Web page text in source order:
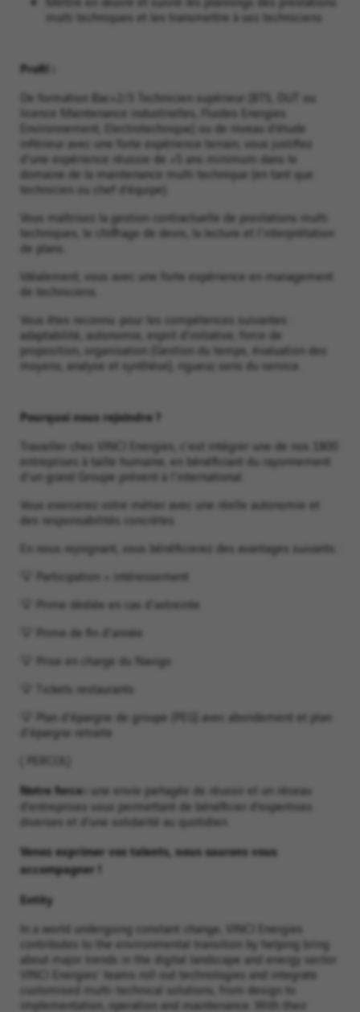
multi techniques et les transmettre à ses techniciens
Profil :
De formation Bac+2/3 Technicien supérieur (BTS, DUT ou
licence Maintenance industrielles, Fluides Energies
Environnement, Electrotechnique) ou de niveau d’étude
inférieur avec une forte expérience terrain, vous justifiez
d'une expérience réussie de +5 ans minimum dans le
domaine de la maintenance multi technique (en tant que
technicien ou chef d’équipe).
Vous maîtrisez la gestion contractuelle de prestations multi
techniques, le chiffrage de devis, la lecture et l'interprétation
de plans.
Idéalement, vous avec une forte expérience en management
de techniciens.
Vous êtes reconnu pour les compétences suivantes :
adaptabilité, autonomie, esprit d’initiative, force de
proposition, organisation (Gestion du temps, évaluation des
moyens, analyse et synthèse), rigueur, sens du service.
Pourquoi nous rejoindre ?
Travailler chez VINCI Energies, c'est intégrer une de nos 1800
entreprises à taille humaine, en bénéficiant du rayonnement
d'un grand Groupe présent à l'international.
Vous exercerez votre métier avec une réelle autonomie et
des responsabilités concrètes.
En nous rejoignant, vous bénéficierez des avantages suivants :
💡 Participation + intéressement
💡 Prime dédiée en cas d'astreinte
💡 Prime de fin d'année
💡 Prise en charge du Navigo
💡 Tickets restaurants
💡 Plan d'épargne de groupe (PEG) avec abondement et plan
d'épargne retraite
( PERCOL)
Notre force : une envie partagée de réussir et un réseau
d’entreprises vous permettant de bénéficier d’expertises
diverses et d’une solidarité au quotidien.
Venez exprimer vos talents, nous saurons vous
accompagner !
Entity
In a world undergoing constant change, VINCI Energies
contributes to the environmental transition by helping bring
about major trends in the digital landscape and energy sector.
VINCI Energies' teams roll out technologies and integrate
customised multi-technical solutions, from design to
implementation, operation and maintenance. With their